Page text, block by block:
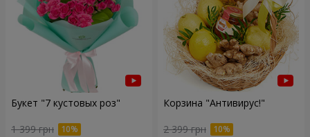
Букет "7 кустовых роз"
1 399 грн
Корзина "Антивирус!"
2 399 грн